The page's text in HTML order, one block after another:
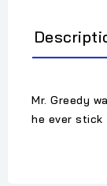
Mr. Greedy
he ever